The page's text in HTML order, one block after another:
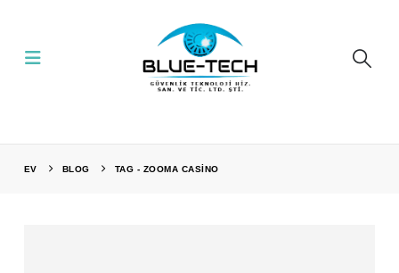
EV BLOG TAG - ZOOMA CASINO